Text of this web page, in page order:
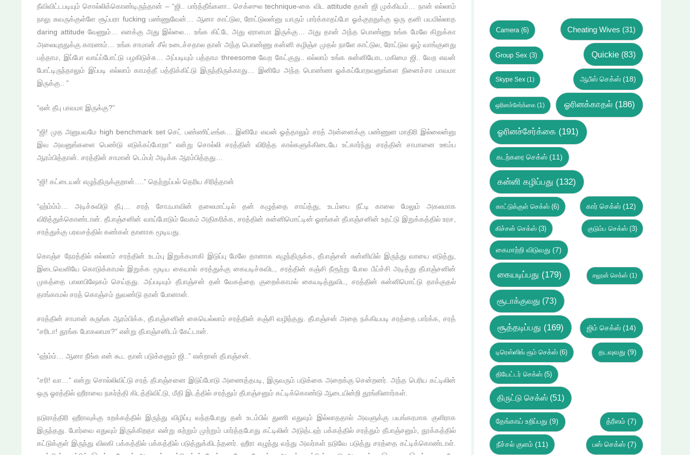
நீவிவிட்டபடியும் சொல்லிக்கொண்டிருந்தான் – “ஜி.. பார்த்தீங்களா.. செக்ஸுல technique-கை விட attitude தான் ஜி முக்கியம்… நான் எல்லாம்
நாலு சுவருக்குள்ளே சூப்பரா fucking பண்ணுவேன்… ஆனா காட்டுல, ரோட்டுலன்னு யாரும் பார்க்காதப்போ ஓக்குறதுக்கு ஒரு தனி பயமில்லாத
daring attitude வேணும்… எனக்கு அது இல்லை… உங்க கிட்டே அது ஏராளமா இருக்கு… அது தான் அந்த பொண்ணு உங்க மேலே கிறுக்கா
அலையுறதுக்கு காரணம்… உங்க சாமான் சீல் உடைச்சதால தான் அந்த பொண்ணு கன்னி கழிஞ்ச முதல் நாளே காட்டுல, ரோட்டுல ஓழ் வாங்குனது
பத்தாம, இப்போ வாய்ப்போட்டு பழகிடுச்சு… அப்படியும் பத்தாம threesome வேற கேட்குது.. எல்லாம் உங்க சுன்னியோட மகிமை ஜி.. வேற எவன்
போட்டிருந்தாலும் இப்படி எல்லாம் காமத்தீ பத்திக்கிட்டு இருந்திருக்காது… இனிமே அந்த பொண்ண ஓக்கப்போறவனுங்கள நினைச்சா பாவமா
இருக்கு.. ”
“ஏன் தீபு பாவமா இருக்கு?”
“ஜி! முத அனுபவமே high benchmark set செட் பண்ணிட்டீங்க… இனிமே எவன் ஓத்தாலும் சரத் அன்னைக்கு பண்ணுன மாதிரி இல்லைன்னு
இவ அவனுங்களை பெண்டு எடுக்கப்போறா” என்று சொல்லி சரத்தின் விரித்த கால்களுக்கிடையே உட்கார்ந்து சரத்தின் சாமானை ஊம்ப
ஆரம்பித்தான். சரத்தின் சாமான் டெம்பர் அடிக்க ஆரம்பித்தது…
“ஜி! கட்டையன் எழுந்திருக்குறான்….” தெற்றுப்பல் தெரிய சிரித்தான்
“ஹ்ம்ம்ம்… அடிச்சுவிடு தீபு… சரத் சோஃபாவின் தலைமாட்டில் தன் கழுத்தை சாய்த்து, உடம்பை நீட்டி காலை மேலும் அகலமாக
விரித்துக்கொண்டான். தீபாஞ்சனின் வாய்போடும் வேகம் அதிகரிக்க, சரத்தின் சுன்னிமொட்டின் ஓரங்கள் தீபாஞ்சனின் உதட்டு இறுக்கத்தில் உரச,
சரத்துக்கு பரவசத்தில் கண்கள் தானாக மூடியது.
கொஞ்ச நேரத்தில் எல்லாம் சரத்தின் உடம்பு இறுக்கமாகி இடுப்பு மேலே தானாக எழுந்திருக்க, தீபாஞ்சன் சுன்னியில் இருந்து வாயை எடுத்து,
இடைவெளியே கொடுக்காமல் இறுக்க மூடிய கையால் சரத்துக்கு கையடிச்சுவிட, சரத்தின் கஞ்சி நீரூற்று போல பீய்ச்சி அடித்து தீபாஞ்சனின்
முகத்தை பாலாபிஷேகம் செய்தது. அப்படியும் தீபாஞ்சன் தன் வேகத்தை குறைக்காமல் கையடித்துவிட, சரத்தின் சுன்னிமொட்டு தாக்குதல்
தாங்காமல் சரத் கொஞ்சம் துவண்டு தான் போனான்.
சரத்தின் சாமான் சுருங்க ஆரம்பிக்க, தீபாஞ்சனின் கையெல்லாம் சரத்தின் கஞ்சி வழிந்தது. தீபாஞ்சன் அதை நக்கியபடி சரத்தை பார்க்க, சரத்
“சரிடா! தூங்க போகலாமா?” என்று தீபாஞ்சனிடம் கேட்டான்.
“ஹ்ம்ம்… ஆனா நீங்க என் கூட தான் படுக்கனும் ஜி..” என்றான் தீபாஞ்சன்.
“சரி! வா…” என்று சொல்லிவிட்டு சரத் தீபாஞ்சனை இடுப்போடு அணைத்தபடி, இருவரும் படுக்கை அறைக்கு சென்றனர். அந்த பெரிய கட்டிலின்
ஒரு ஓரத்தில் ஹீராவை நகர்த்தி கிடத்திவிட்டு, மீதி இடத்தில் சரத்தும் தீபாஞ்சனும் கட்டிக்கொண்டு ஆடையின்றி தூங்கினார்கள்.
நடுராத்திரி ஹீராவுக்கு உறக்கத்தில் இருந்து விழிப்பு வந்தபோது தன் உடம்பில் துணி எதுவும் இல்லாததால் அவளுக்கு பயங்கரமாக குளிராக
இருந்தது. போர்வை எதுவும் இருக்கிறதா என்று சுற்றும் முற்றும் பார்த்தபோது கட்டிலின் அடுத்டஹ் பக்கத்தில் சரத்தும் தீபாஞ்சனும், தூக்கத்தில்
கட்டுக்குள் இருந்து விலகி பக்கத்தில் பக்கத்தில் படுத்துக்கிடந்தனர். ஹீரா எழுந்து வந்து அவர்கள் நடுவே படுத்து சரத்தை கட்டிக்கொண்டாள்.
Camera (6) Cheating Wives (31)
Group Sex (3) Quickie(83)
Skype Sex(1) ஆபீஸ் செக்ஸ்(18)
ஒரினச்சேர்க்கை(1) ஓரினக்காதல்(186)
ஓரினச்சேர்க்கை (191)
கடற்கரை செக்ஸ்(11)
கன்னி கழிப்பது (132)
காட்டுக்குள் செக்ஸ் (6) கார் செக்ஸ் (12)
கிச்சன் செக்ஸ் (3) குடும்ப செக்ஸ்(3)
கைமாற்றி விடுவது (7)
கையடிப்பது (179) சலூன் செக்ஸ் (1)
சூடாக்குவது (73)
சூத்தடிப்பது (169) ஜிம் செக்ஸ் (14)
டிரெஸ்ஸிங் ரூம் செக்ஸ் (6) தடவுவது (9)
தியேட்டர் செக்ஸ்(5)
திருட்டு செக்ஸ் (51)
தேங்காய் உறிப்பது (9) த்ரீஸம்(7)
நீச்சல் குளம்(11) பஸ் செக்ஸ்(7)